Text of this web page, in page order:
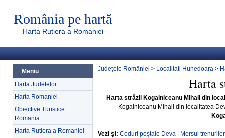
România pe hartă
Harta Rutiera a Romaniei
Meniu
Harta Judetelor
Harta Romaniei
Obiective Turistice
Romania
Harta Rutiera a Romaniei
Județele României > Localitati Hunedoara >
Harta
Harta străzii Kogalniceanu Mihail din
Kogalniceanu Mihail din localitatea
Vezi și: Coduri poștale Deva Mersul